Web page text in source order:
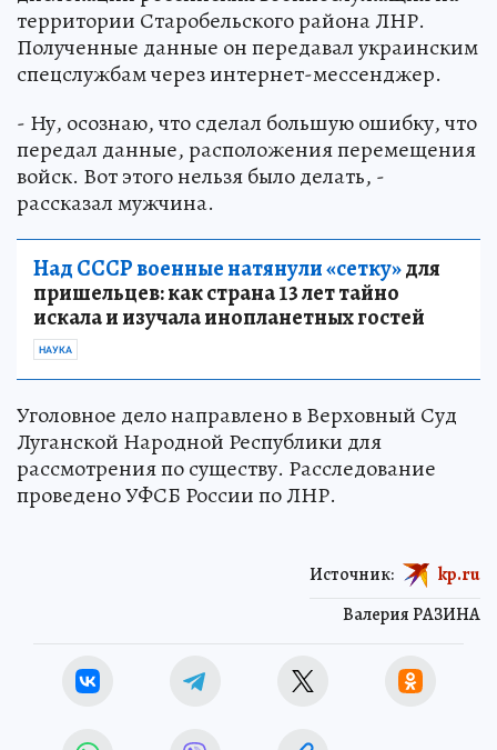
территории Старобельского района ЛНР.
Полученные данные он передавал украинским
спецслужбам через интернет-мессенджер.
- Ну, осознаю, что сделал большую ошибку, что
передал данные, расположения перемещения
войск. Вот этого нельзя было делать, -
рассказал мужчина.
Над СССР военные натянули «сетку»для
пришельцев: как страна 13 лет тайно
искала и изучала инопланетных гостей
НАУКА
Уголовное дело направлено в Верховный Суд
Луганской Народной Республики для
рассмотрения по существу. Расследование
проведено УФСБ России по ЛНР.
Валерия РАЗИНА
Источник: kp.ru